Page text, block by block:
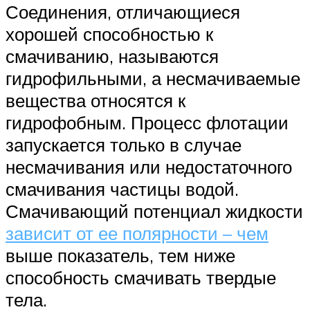
Соединения, отличающиеся
хорошей способностью к
смачиванию, называются
гидрофильными, а несмачиваемые
вещества относятся к
гидрофобным. Процесс флотации
запускается только в случае
несмачивания или недостаточного
смачивания частицы водой.
Смачивающий потенциал жидкости
зависит от ее полярности – чем
выше показатель, тем ниже
способность смачивать твердые
тела.